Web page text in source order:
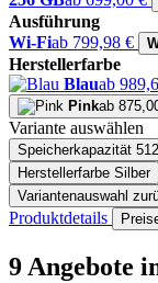
Ausführung
Wi-Fiab 799,98 €
Herstellerfarbe
Blauab
Pinkab
Variante auswählen
Speicherkapazität
Herstellerfarbe Silber
Variantenauswahl
Produktdetails
9 Angebote